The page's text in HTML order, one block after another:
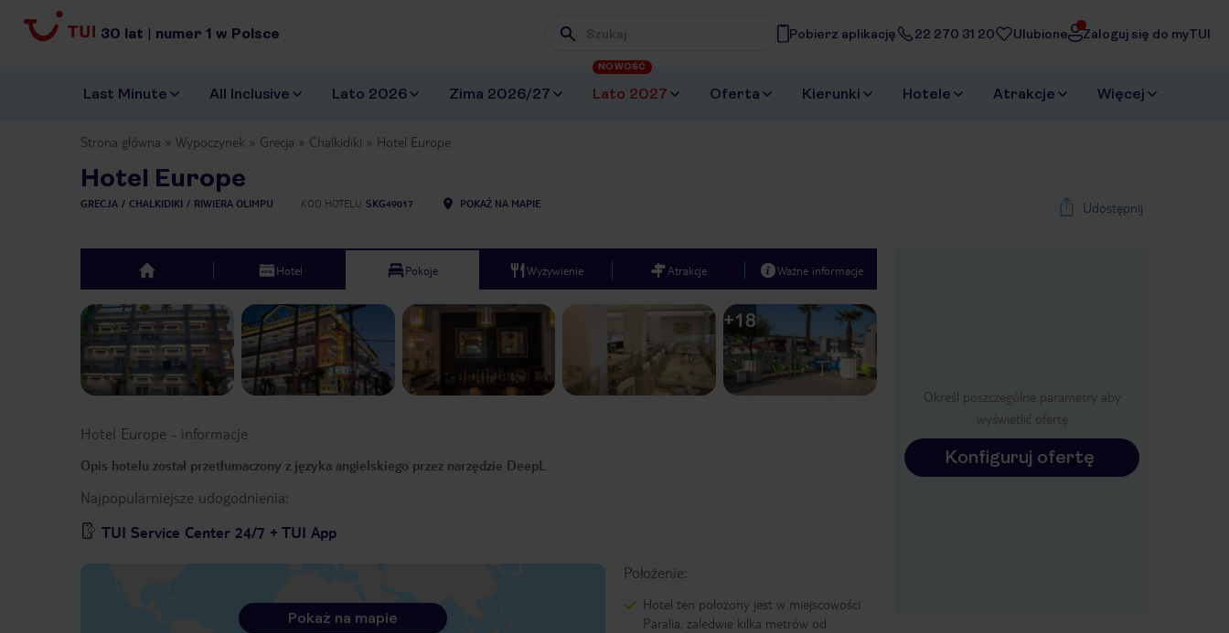
30 lat | numer 1 w Polsce Wpisz frazę, której szukasz
Pobierz aplikację 22 270 31 20 Ulubione Zaloguj się do myTUI
Last Minute All Inclusive Lato 2026 Zima 2026/27 Lato 2027
NOWOŚĆ
Oferta Kierunki Hotele Atrakcje Więcej
Strona główna Wypoczynek Grecja Chalkidiki Hotel Europe
Hotel Europe
GRECJA CHALKIDIKI RIWIERA OLIMPU KOD HOTELU SKG49017 POKAŻ NA MAPIE Udostępnij
Określ poszczególne parametry aby
wyświetlić ofertę
Konfiguruj ofertę
top Hotel Pokoje Wyżywienie Atrakcje Ważne informacje
Previous slide Next slide
1 /24
+18
Hotel Europe - informacje
Opis hotelu został przetłumaczony z języka angielskiego przez narzędzie DeepL
Najpopularniejsze udogodnienia:
TUI Service Center 24/7 + TUI App
Położenie:
Hotel ten położony jest w miejscowości
Paralia, zaledwie kilka metrów od
Pokaż na mapie